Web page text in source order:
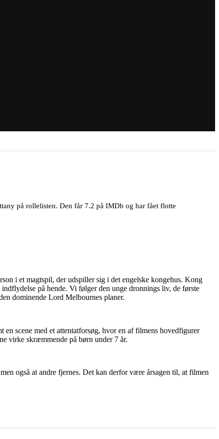
på rollelisten. Den får 7.2 på IMDb og har fået flotte
i et magtspil, der udspiller sig i det engelske kongehus. Kong
på hende. Vi følger den unge dronnings liv, de første
dominende Lord Melbournes planer.
scene med et attentatforsøg, hvor en af filmens hovedfigurer
virke skræmmende på børn under 7 år.
også at andre fjernes. Det kan derfor være årsagen til, at filmen